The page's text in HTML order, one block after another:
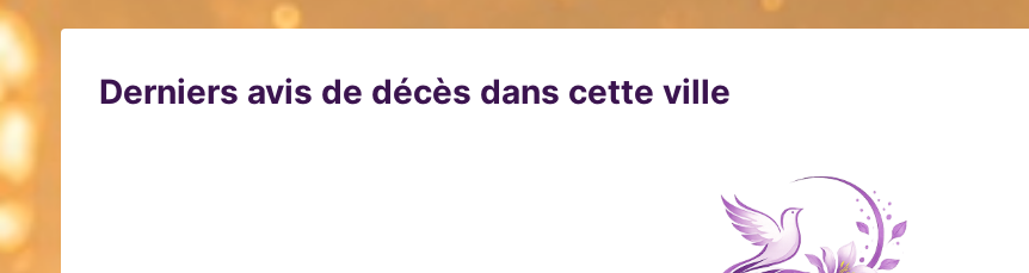
Derniers avis de décès dans cette ville